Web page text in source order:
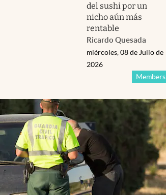
del sushi por un
nicho aún más
rentable
Ricardo Quesada
Members
miércoles, 08 de Julio de
2026